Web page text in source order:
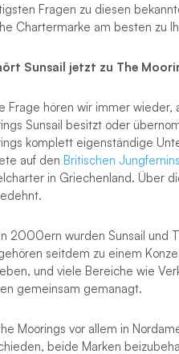
Fragen zu diesen
Chartermarke am besten zu
Sunsail jetzt zu The
Frage hören wir immer wieder,
Sunsail besitzt oder
komplett eigenständige
auf den Britischen
in Griechenland. Über
2000ern wurden Sunsail und
seitdem zu einem
und viele Bereiche wie
gemeinsam gemanagt.
Moorings vor allem in
beide Marken